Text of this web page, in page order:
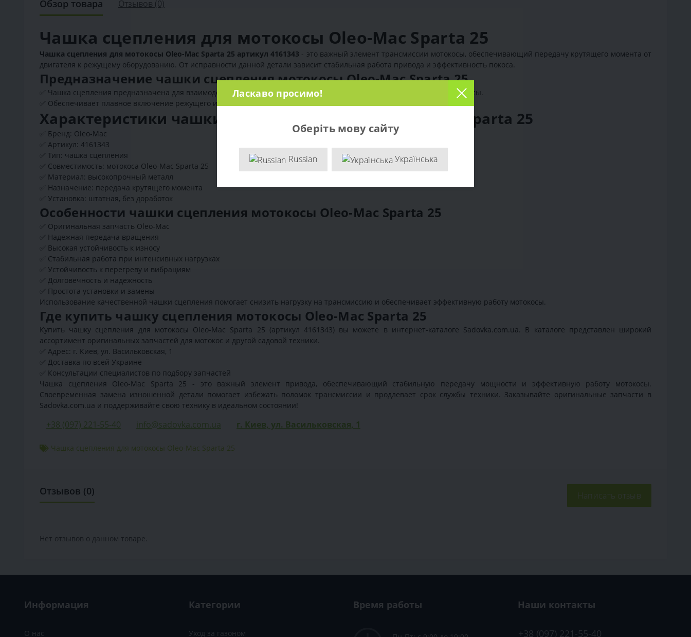
Обзор товара Отзывов (0)
Чашка сцепления для мотокосы Oleo-Mac Sparta 25
Чашка сцепления для мотокосы Oleo-Mac Sparta 25 артикул 4161343 - это важный элемент трансмиссии мотокосы, обеспечивающий передачу крутящего момента от
двигателя к режущему оборудованию. От исправности данной детали зависит стабильная работа привода и эффективность покоса.
Предназначение чашки сцепления мотокосы Oleo-Mac Sparta 25
✅ Чашка сцепления предназначена для взаимодействия с механизмом сцепления и передачи вращения на вал мотокосы.
✅ Обеспечивает плавное включение режущего инструмента и стабильную работу техники под нагрузкой.
Характеристики чашки сцепления мотокосы Oleo-Mac Sparta 25
✅ Бренд: Oleo-Mac
✅ Артикул: 4161343
✅ Тип: чашка сцепления
✅ Совместимость: мотокоса Oleo-Mac Sparta 25
✅ Материал: высокопрочный металл
✅ Назначение: передача крутящего момента
✅ Установка: штатная, без доработок
Особенности чашки сцепления мотокосы Oleo-Mac Sparta 25
✅ Оригинальная запчасть Oleo-Mac
✅ Надежная передача вращения
✅ Высокая устойчивость к износу
✅ Стабильная работа при интенсивных нагрузках
✅ Устойчивость к перегреву и вибрациям
✅ Долговечность и надежность
✅ Простота установки и замены
Использование качественной чашки сцепления помогает снизить нагрузку на трансмиссию и обеспечивает эффективную работу мотокосы.
Где купить чашку сцепления мотокосы Oleo-Mac Sparta 25
Купить чашку сцепления для мотокосы Oleo-Mac Sparta 25 (артикул 4161343) вы можете в интернет-каталоге Sadovka.com.ua. В каталоге представлен широкий
ассортимент оригинальных запчастей для мотокос и другой садовой техники.
✅ Адрес: г. Киев, ул. Васильковская, 1
✅ Доставка по всей Украине
✅ Консультации специалистов по подбору запчастей
Чашка сцепления Oleo-Mac Sparta 25 - это важный элемент привода, обеспечивающий стабильную передачу мощности и эффективную работу мотокосы.
Своевременная замена изношенной детали помогает избежать поломок трансмиссии и продлевает срок службы техники. Заказывайте оригинальные запчасти в
Sadovka.com.ua и поддерживайте свою технику в идеальном состоянии!
+38 (097) 221-55-40 info@sadovka.com.ua г. Киев, ул. Васильковская, 1
Чашка сцепления для мотокосы Oleo-Mac Sparta 25
Отзывов (0) Написать отзыв
Нет отзывов о данном товаре.
Информация
О нас
Категории
Уход за газоном
Время работы Наши контакты
+38 (097) 221-55-40
Ласкаво просимо!
Оберіть мову сайту
Russian Українська